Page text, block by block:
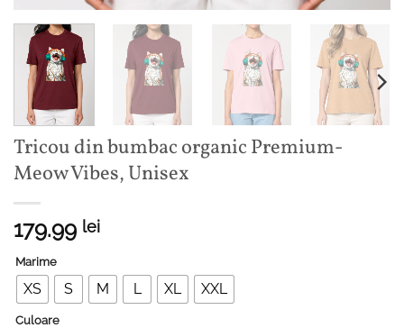
Tricou din bumbac organic Premium-
Meow Vibes, Unisex
179.99 lei
Marime
XS S M L XL XXL
Culoare